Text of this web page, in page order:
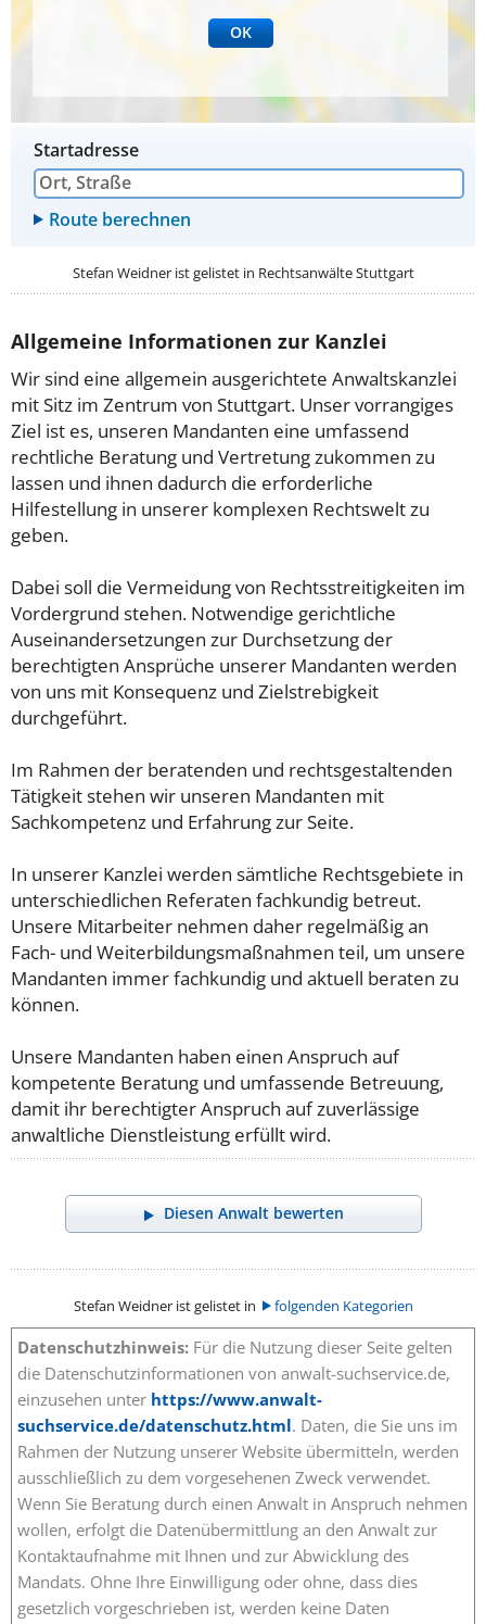
OK
Startadresse
Stefan Weidner ist gelistet in Rechtsanwälte Stuttgart
Allgemeine Informationen zur Kanzlei
Wir sind eine allgemein ausgerichtete Anwaltskanzlei
mit Sitz im Zentrum von Stuttgart. Unser vorrangiges
Ziel ist es, unseren Mandanten eine umfassend
rechtliche Beratung und Vertretung zukommen zu
lassen und ihnen dadurch die erforderliche
Hilfestellung in unserer komplexen Rechtswelt zu
geben.
Dabei soll die Vermeidung von Rechtsstreitigkeiten im
Vordergrund stehen. Notwendige gerichtliche
Auseinandersetzungen zur Durchsetzung der
berechtigten Ansprüche unserer Mandanten werden
von uns mit Konsequenz und Zielstrebigkeit
durchgeführt.
Im Rahmen der beratenden und rechtsgestaltenden
Tätigkeit stehen wir unseren Mandanten mit
Sachkompetenz und Erfahrung zur Seite.
In unserer Kanzlei werden sämtliche Rechtsgebiete in
unterschiedlichen Referaten fachkundig betreut.
Unsere Mitarbeiter nehmen daher regelmäßig an
Fach- und Weiterbildungsmaßnahmen teil, um unsere
Mandanten immer fachkundig und aktuell beraten zu
können.
Unsere Mandanten haben einen Anspruch auf
kompetente Beratung und umfassende Betreuung,
damit ihr berechtigter Anspruch auf zuverlässige
anwaltliche Dienstleistung erfüllt wird.
Diesen Anwalt bewerten
Stefan Weidner ist gelistet in folgenden Kategorien
Datenschutzhinweis: Für die Nutzung dieser Seite gelten
die Datenschutzinformationen von anwalt-suchservice.de,
einzusehen unter https://www.anwalt-
suchservice.de/datenschutz.html. Daten, die Sie uns im
Rahmen der Nutzung unserer Website übermitteln, werden
ausschließlich zu dem vorgesehenen Zweck verwendet.
Wenn Sie Beratung durch einen Anwalt in Anspruch nehmen
wollen, erfolgt die Datenübermittlung an den Anwalt zur
Kontaktaufnahme mit Ihnen und zur Abwicklung des
Mandats. Ohne Ihre Einwilligung oder ohne, dass dies
gesetzlich vorgeschrieben ist, werden keine Daten